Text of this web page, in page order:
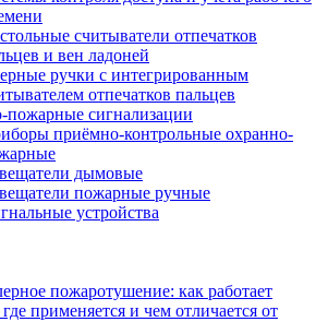
считыватели отпечатков
и вен ладоней
ручки с интегрированным
отпечатков пальцев
пожарные сигнализации
приёмно-контрольные охранно-
дымовые
пожарные ручные
устройства
пожаротушение: как работает
применяется и чем отличается от